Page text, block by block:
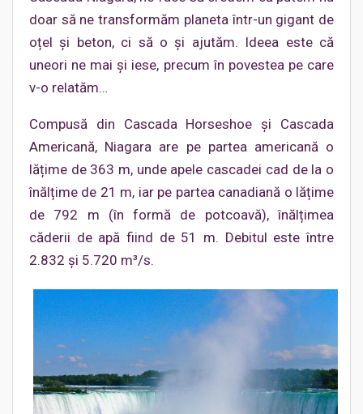
doar să ne transformăm planeta într-un gigant de
oțel și beton, ci să o și ajutăm. Ideea este că
uneori ne mai și iese, precum în povestea pe care
v-o relatăm…
Compusă din Cascada Horseshoe şi Cascada
Americană, Niagara are pe partea americană o
lățime de 363 m, unde apele cascadei cad de la o
înălțime de 21 m, iar pe partea canadiană o lățime
de 792 m (în formă de potcoavă), înălțimea
căderii de apă fiind de 51 m. Debitul este între
2.832 și 5.720 m³/s.